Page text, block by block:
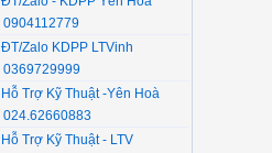
0904112779
ĐT/Zalo KDPP LTVinh
0369729999
Hỗ Trợ Kỹ Thuật -Yên Hoà
024.62660883
Hỗ Trợ Kỹ Thuật - LTV